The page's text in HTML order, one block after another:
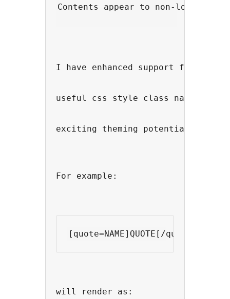
Contents appear to non-logged
I have enhanced support for the
useful css style class names in
exciting theming potential.
For example:
will render as: